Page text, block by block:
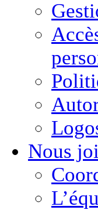
Nous